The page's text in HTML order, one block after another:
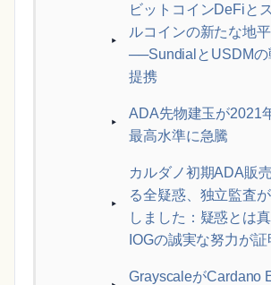
ビットコインDeFiと
ルコインの新たな地平
──SundialとUSDMの
提携
ADA先物建玉が2021
最高水準に急騰
カルダノ初期ADA販
る全疑惑、独立監査
しました：疑惑とは
IOGの誠実な努力が証
GrayscaleがCardano